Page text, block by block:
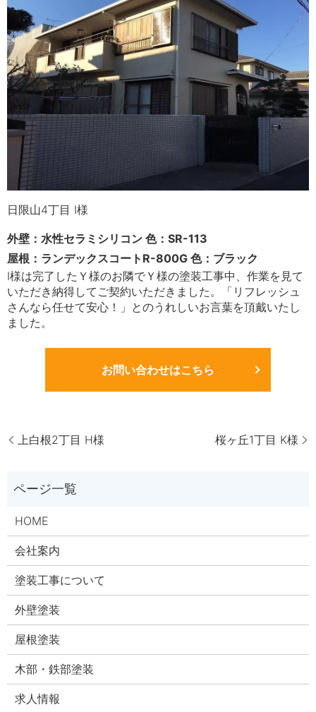
日限山4丁目 I様
外壁：水性セラミシリコン 色：SR-113
屋根：ランデックスコートR-800G 色：ブラック
I様は完了したＹ様のお隣でＹ様の塗装工事中、作業を見て
いただき納得してご契約いただきました。「リフレッシュ
さんなら任せて安心！」とのうれしいお言葉を頂戴いたし
ました。
お問い合わせはこちら
上白根2丁目 H様 桜ヶ丘1丁目 K様
HOME
会社案内
塗装工事について
外壁塗装
屋根塗装
木部・鉄部塗装
求人情報